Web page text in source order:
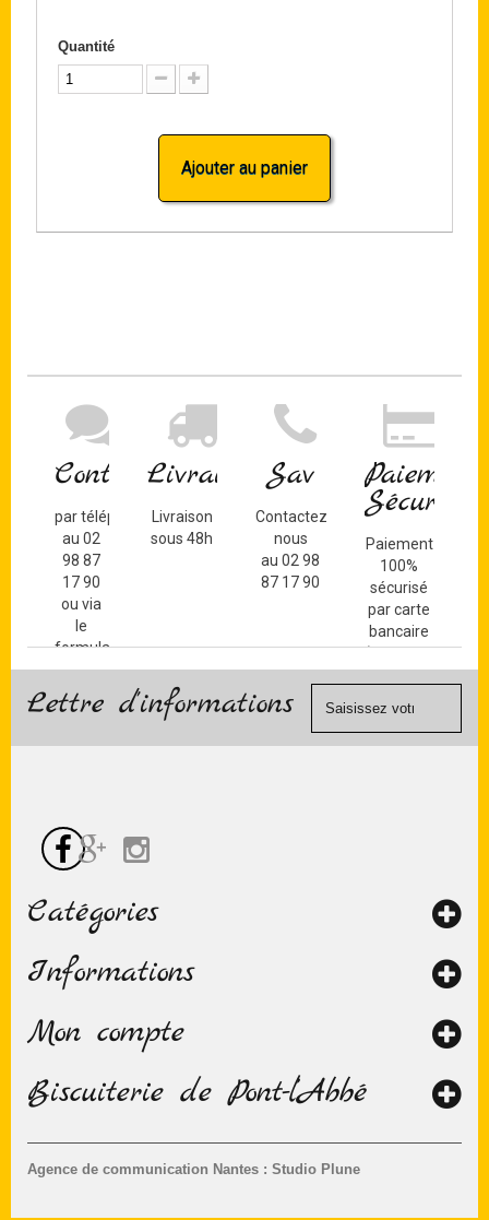
Quantité
Ajouter au panier
Contact
par téléphone
au 02
98 87
17 90
ou via
le
formulaire
de
contact
Livraison
Livraison
sous 48h
Sav
Contactez-
nous
au 02 98
87 17 90
Paiement
Sécurisé
Paiement
100%
sécurisé
par carte
bancaire
(Mastercard,
Visa, ...) et
Lettre d'informations
Catégories
Informations
Agence de communication Nantes : Studio Plune
Mon compte
Biscuiterie de Pont-l’Abbé